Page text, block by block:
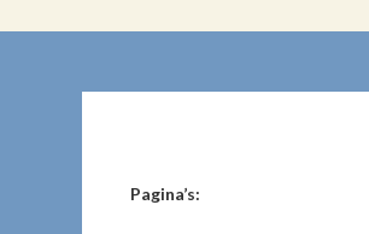
Pagina’s: